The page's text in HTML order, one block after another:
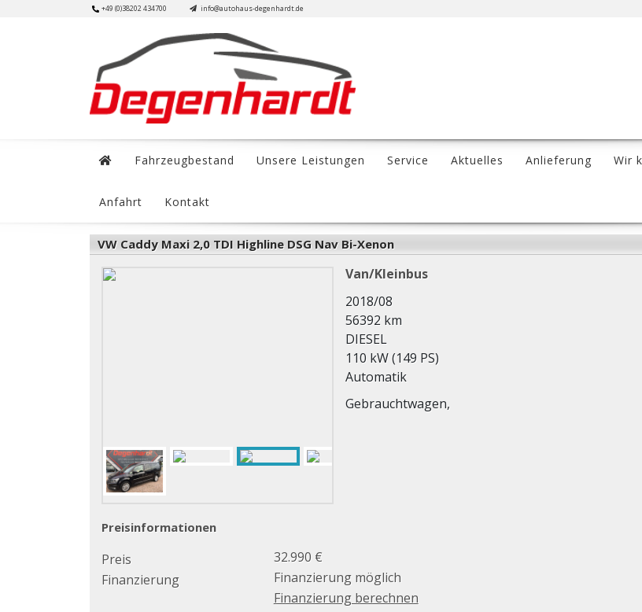
+49 (0)38202 434700 info@autohaus-degenhardt.de
Fahrzeugbestand Unsere Leistungen Service Aktuelles Anlieferung Wir
Anfahrt Kontakt
VW Caddy Maxi 2,0 TDI Highline DSG Nav Bi-Xenon
Van/Kleinbus
2018/08
56392 km
DIESEL
110 kW (149 PS)
Automatik
Gebrauchtwagen,
Preisinformationen
Preis
32.990 €
Finanzierung
Finanzierung möglich
Finanzierung berechnen